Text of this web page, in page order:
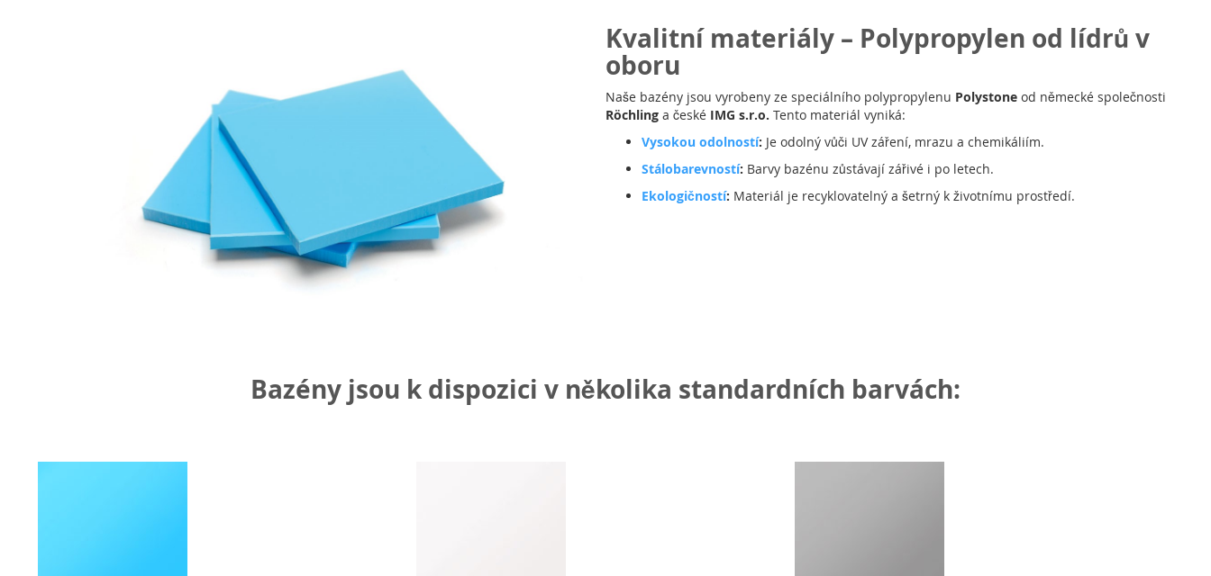
Kvalitní materiály – Polypropylen od lídrů v
oboru
Naše bazény jsou vyrobeny ze speciálního polypropylenu Polystone od německé společnosti
Röchling a české IMG s.r.o. Tento materiál vyniká:
Vysokou odolností: Je odolný vůči UV záření, mrazu a chemikáliím.
Stálobarevností: Barvy bazénu zůstávají zářivé i po letech.
Ekologičností: Materiál je recyklovatelný a šetrný k životnímu prostředí.
Bazény jsou k dispozici v několika standardních barvách: